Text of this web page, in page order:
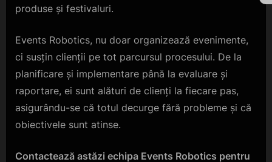
produse și festivaluri.
Events Robotics, nu doar organizează evenimente,
ci susțin clienții pe tot parcursul procesului. De la
planificare și implementare până la evaluare și
raportare, ei sunt alături de clienți la fiecare pas,
asigurându-se că totul decurge fără probleme și că
obiectivele sunt atinse.
Contactează astăzi echipa Events Robotics pentru